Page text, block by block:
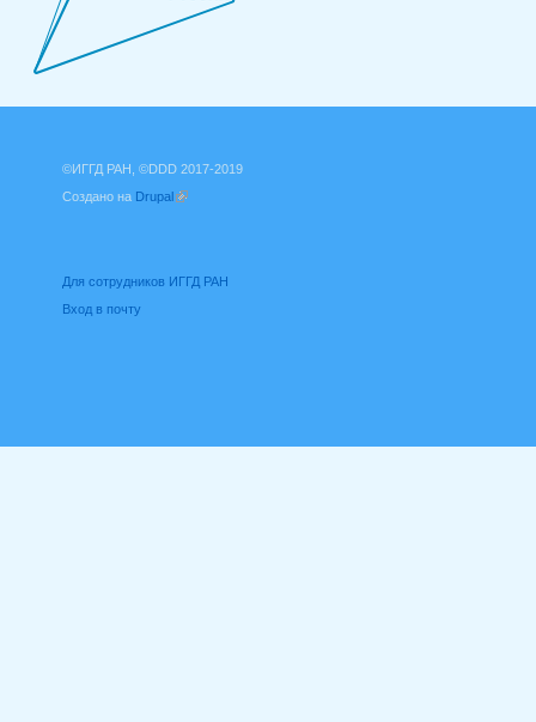
©ИГГД РАН, ©DDD 2017-2019
Создано на Drupal
Для сотрудников ИГГД РАН
Вход в почту